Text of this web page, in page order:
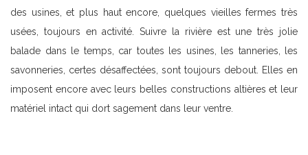
des usines, et plus haut encore, quelques vieilles fermes très
usées, toujours en activité. Suivre la rivière est une très jolie
balade dans le temps, car toutes les usines, les tanneries, les
savonneries, certes désaffectées, sont toujours debout. Elles en
imposent encore avec leurs belles constructions altières et leur
matériel intact qui dort sagement dans leur ventre.